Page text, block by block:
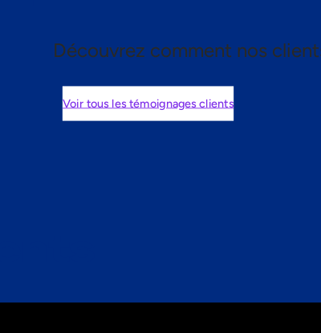
Découvrez comment nos
Voir tous les témoignages clients